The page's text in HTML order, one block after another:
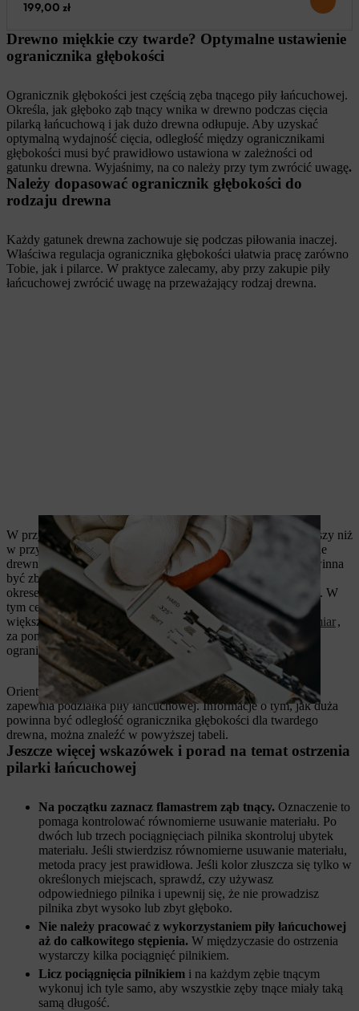
199,00 zł
Drewno miękkie czy twarde? Optymalne ustawienie
ogranicznika głębokości
Ogranicznik głębokości jest częścią zęba tnącego piły łańcuchowej.
Określa, jak głęboko ząb tnący wnika w drewno podczas cięcia
pilarką łańcuchową i jak dużo drewna odłupuje. Aby uzyskać
optymalną wydajność cięcia, odległość między ogranicznikami
głębokości musi być prawidłowo ustawiona w zależności od
gatunku drewna. Wyjaśnimy, na co należy przy tym zwrócić uwagę.
Należy dopasować ogranicznik głębokości do
rodzaju drewna
Każdy gatunek drewna zachowuje się podczas piłowania inaczej.
Właściwa regulacja ogranicznika głębokości ułatwia pracę zarówno
Tobie, jak i pilarce. W praktyce zalecamy, aby przy zakupie piły
łańcuchowej zwrócić uwagę na przeważający rodzaj drewna.
W przypadku twardego drewna opór podczas cięcia jest większy niż
w przypadku drewna miękkiego. Dlatego, aby móc ciąć twarde
drewno, odległość między ogranicznikami głębokości nie powinna
być zbyt duża. W przypadku cięcia miękkiego drewna poza
okresem mrozu, odległość może być większa nawet o 0,2 mm. W
tym celu można użyć przymiaru podziałki piły łańcuchowej o
większym rozmiarze. STIHL oferuje również specjalnyprzymiar,
za pomocą którego można bezpośrednio określić optymalny
ogranicznik głębokości dla twardego i miękkiego drewna.
Orientację przy wyborze odstępu ograniczników głębokości
zapewnia podziałka piły łańcuchowej. Informacje o tym, jak duża
powinna być odległość ogranicznika głębokości dla twardego
drewna, można znaleźć w powyższej tabeli.
Jeszcze więcej wskazówek i porad na temat ostrzenia
pilarki łańcuchowej
Na początku zaznacz flamastrem ząb tnący. Oznaczenie to
pomaga kontrolować równomierne usuwanie materiału. Po
dwóch lub trzech pociągnięciach pilnika skontroluj ubytek
materiału. Jeśli stwierdzisz równomierne usuwanie materiału,
metoda pracy jest prawidłowa. Jeśli kolor złuszcza się tylko w
określonych miejscach, sprawdź, czy używasz
odpowiedniego pilnika i upewnij się, że nie prowadzisz
pilnika zbyt wysoko lub zbyt głęboko.
Nie należy pracować z wykorzystaniem piły łańcuchowej
aż do całkowitego stępienia. W międzyczasie do ostrzenia
wystarczy kilka pociągnięć pilnikiem.
Licz pociągnięcia pilnikiem i na każdym zębie tnącym
wykonuj ich tyle samo, aby wszystkie zęby tnące miały taką
samą długość.